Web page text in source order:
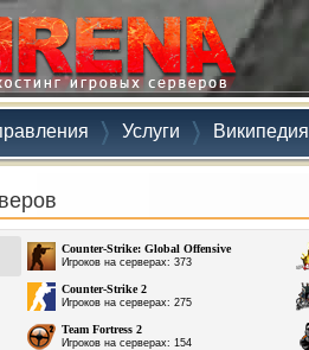
Услуги Википедия
Counter-Strike: Global Offensive
Игроков на серверах: 373
Counter-Strike 2
Игроков на серверах: 275
Team Fortress 2
Игроков на серверах: 154